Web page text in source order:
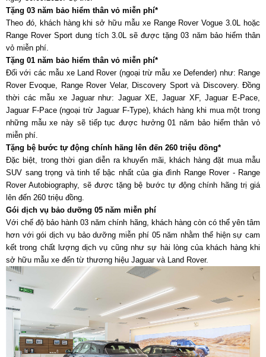
Tặng 03 năm bảo hiểm thân vỏ miễn phí*
Theo đó, khách hàng khi sở hữu mẫu xe Range Rover Vogue 3.0L hoặc
Range Rover Sport dung tích 3.0L sẽ được tặng 03 năm bảo hiểm thân
vỏ miễn phí.
Tặng 01 năm bảo hiểm thân vỏ miễn phí*
Đối với các mẫu xe Land Rover (ngoại trừ mẫu xe Defender) như: Range
Rover Evoque, Range Rover Velar, Discovery Sport và Discovery. Đồng
thời các mẫu xe Jaguar như: Jaguar XE, Jaguar XF, Jaguar E-Pace,
Jaguar F-Pace (ngoại trừ Jaguar F-Type), khách hàng khi mua một trong
những mẫu xe này sẽ tiếp tục được hưởng 01 năm bảo hiểm thân vỏ
miễn phí.
Tặng bệ bước tự động chính hãng lên đến 260 triệu đồng*
Đặc biệt, trong thời gian diễn ra khuyến mãi, khách hàng đặt mua mẫu
SUV sang trọng và tinh tế bậc nhất của gia đình Range Rover - Range
Rover Autobiography, sẽ được tặng bệ bước tự động chính hãng trị giá
lên đến 260 triệu đồng.
Gói dịch vụ bảo dưỡng 05 năm miễn phí
Với chế độ bảo hành 03 năm chính hãng, khách hàng còn có thể yên tâm
hơn với gói dịch vụ bảo dưỡng miễn phí 05 năm nhằm thể hiện sự cam
kết trong chất lượng dịch vụ cũng như sự hài lòng của khách hàng khi
sở hữu mẫu xe đến từ thương hiệu Jaguar và Land Rover.